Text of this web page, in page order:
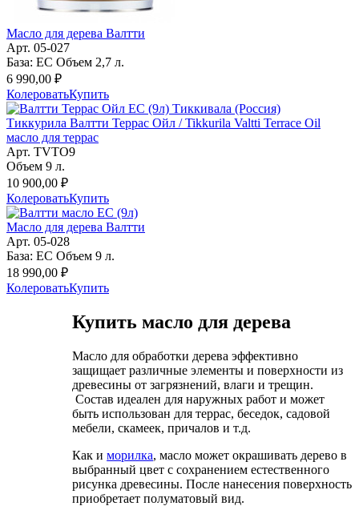
Масло для дерева Валтти
Арт. 05-027
База: EC Объем 2,7 л.
6 990,00 ₽
КолероватьКупить
Тиккурила Валтти Террас Ойл / Tikkurila Valtti Terrace Oil
масло для террас
Арт. TVTO9
Объем 9 л.
10 900,00 ₽
КолероватьКупить
Масло для дерева Валтти
Арт. 05-028
База: EC Объем 9 л.
18 990,00 ₽
КолероватьКупить
Купить масло для дерева
Масло для обработки дерева эффективно
защищает различные элементы и поверхности из
древесины от загрязнений, влаги и трещин.
Состав идеален для наружных работ и может
быть использован для террас, беседок, садовой
мебели, скамеек, причалов и т.д.
Как иморилка, масло может окрашивать дерево в
выбранный цвет с сохранением естественного
рисунка древесины. После нанесения поверхность
приобретает полуматовый вид.